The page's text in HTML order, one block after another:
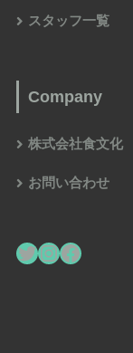
スタッフ一覧
Company
株式会社食文化
お問い合わせ